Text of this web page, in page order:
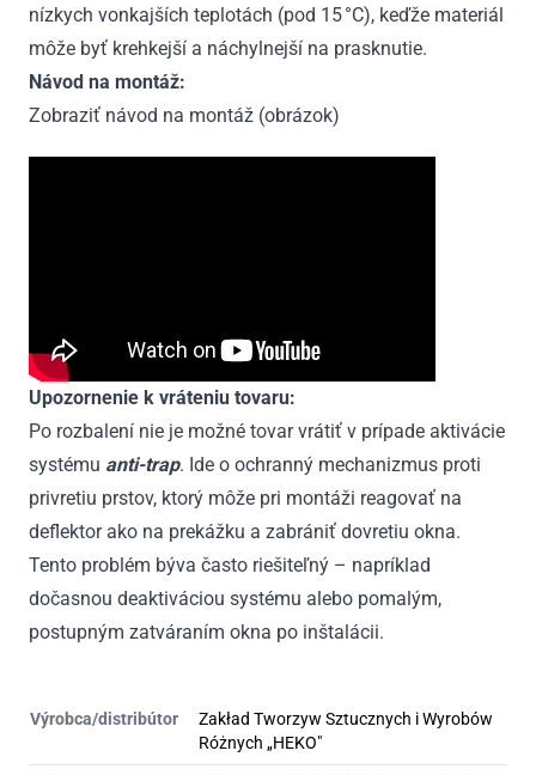
nízkych vonkajších teplotách (pod 15 °C), keďže materiál
môže byť krehkejší a náchylnejší na prasknutie.
Návod na montáž:
Zobraziť návod na montáž (obrázok)
Upozornenie k vráteniu tovaru:
Po rozbalení nie je možné tovar vrátiť v prípade aktivácie
systému anti-trap. Ide o ochranný mechanizmus proti
privretiu prstov, ktorý môže pri montáži reagovať na
deflektor ako na prekážku a zabrániť dovretiu okna.
Tento problém býva často riešiteľný – napríklad
dočasnou deaktiváciou systému alebo pomalým,
postupným zatváraním okna po inštalácii.
Výrobca/distribútor
Zakład Tworzyw Sztucznych i Wyrobów
Różnych „HEKO"